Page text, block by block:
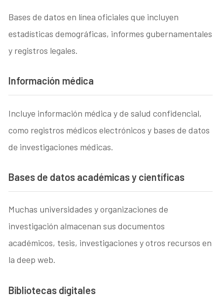
Bases de datos en línea oficiales que incluyen
estadísticas demográficas, informes gubernamentales
y registros legales.
Información médica
Incluye información médica y de salud confidencial,
como registros médicos electrónicos y bases de datos
de investigaciones médicas.
Bases de datos académicas y científicas
Muchas universidades y organizaciones de
investigación almacenan sus documentos
académicos, tesis, investigaciones y otros recursos en
la deep web.
Bibliotecas digitales